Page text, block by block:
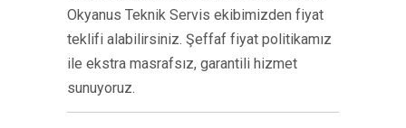
Okyanus Teknik Servis ekibimizden fiyat
teklifi alabilirsiniz. Şeffaf fiyat politikamız
ile ekstra masrafsız, garantili hizmet
sunuyoruz.